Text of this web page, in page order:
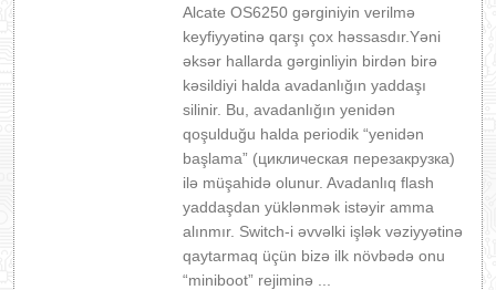
Alcate OS6250 gərginiyin verilmə
keyfiyyətinə qarşı çox həssasdır.Yəni
əksər hallarda gərginliyin birdən birə
kəsildiyi halda avadanlığın yaddaşı
silinir. Bu, avadanlığın yenidən
qoşulduğu halda periodik “yenidən
başlama” (циклическая перезакрузка)
ilə müşahidə olunur. Avadanlıq flash
yaddaşdan yüklənmək istəyir amma
alınmır. Switch-i əvvəlki işlək vəziyyətinə
qaytarmaq üçün bizə ilk növbədə onu
“miniboot” rejiminə ...